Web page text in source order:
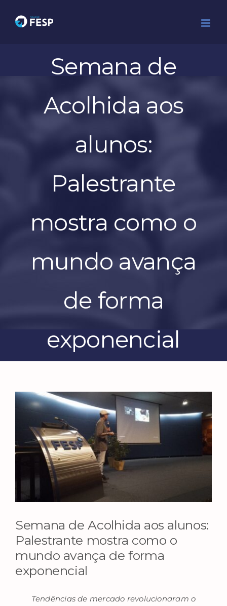
para
Semana de
Acolhida aos
alunos:
Palestrante
mostra como o
mundo avança
de forma
exponencial
View
Larger
Semana de Acolhida aos alunos:
Palestrante mostra como o
mundo avança de forma
exponencial
Tendências de mercado revolucionaram o